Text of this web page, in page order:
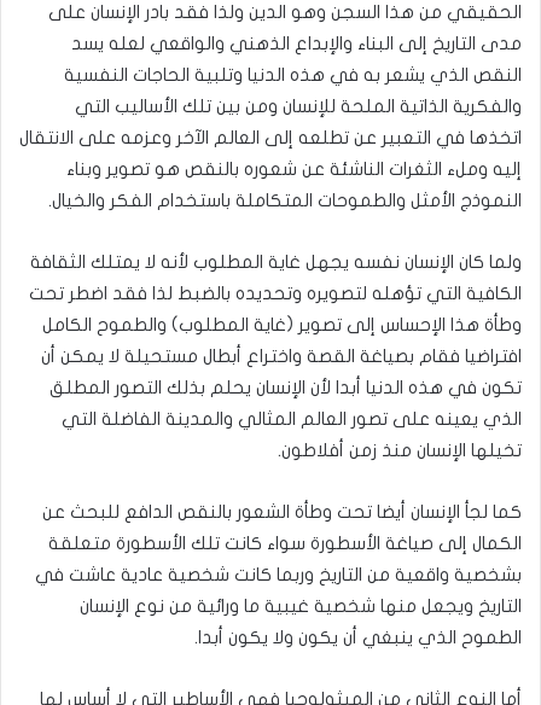
الحقيقي من هذا السجن وهو الدين ولذا فقد بادر الإنسان على
مدى التاريخ إلى البناء والإبداع الذهني والواقعي لعله يسد
النقص الذي يشعر به في هذه الدنيا وتلبية الحاجات النفسية
والفكرية الذاتية الملحة للإنسان ومن بين تلك الأساليب التي
اتخذها في التعبير عن تطلعه إلى العالم الآخر وعزمه على الانتقال
إليه وملء الثغرات الناشئة عن شعوره بالنقص هو تصوير وبناء
النموذج الأمثل والطموحات المتكاملة باستخدام الفكر والخيال.
ولما كان الإنسان نفسه يجهل غاية المطلوب لأنه لا يمتلك الثقافة
الكافية التي تؤهله لتصويره وتحديده بالضبط لذا فقد اضطر تحت
وطأة هذا الإحساس إلى تصوير (غاية المطلوب) والطموح الكامل
افتراضيا فقام بصياغة القصة واختراع أبطال مستحيلة لا يمكن أن
تكون في هذه الدنيا أبدا لأن الإنسان يحلم بذلك التصور المطلق
الذي يعينه على تصور العالم المثالي والمدينة الفاضلة التي
تخيلها الإنسان منذ زمن أفلاطون.
كما لجأ الإنسان أيضا تحت وطأة الشعور بالنقص الدافع للبحث عن
الكمال إلى صياغة الأسطورة سواء كانت تلك الأسطورة متعلقة
بشخصية واقعية من التاريخ وربما كانت شخصية عادية عاشت في
التاريخ ويجعل منها شخصية غيبية ما ورائية من نوع الإنسان
الطموح الذي ينبغي أن يكون ولا يكون أبدا.
أما النوع الثاني من الميثولوجيا فهي الأساطير التي لا أساس لها